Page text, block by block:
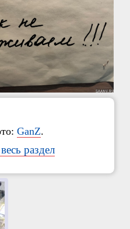
GanZ.
раздел